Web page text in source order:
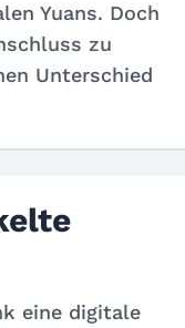
Yuans. Doch
zu
Unterschied
eine digitale